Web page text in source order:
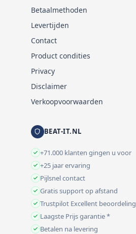
Betaalmethoden
Levertijden
Contact
Product condities
Privacy
Disclaimer
Verkoopvoorwaarden
BEAT-IT.NL
+71.000 klanten gingen u voor
+25 jaar ervaring
Pijlsnel contact
Gratis support op afstand
Trustpilot Excellent beoordeling
Laagste Prijs garantie *
Betalen na levering